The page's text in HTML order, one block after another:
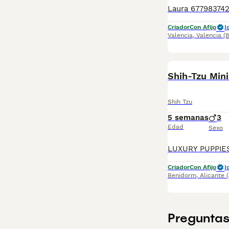
CriadorCon Afijo
Valencia, Valencia
Shih Tzu
5 semanas
Edad
3
Sexo
CriadorCon Afijo
Benidorm, Alicante